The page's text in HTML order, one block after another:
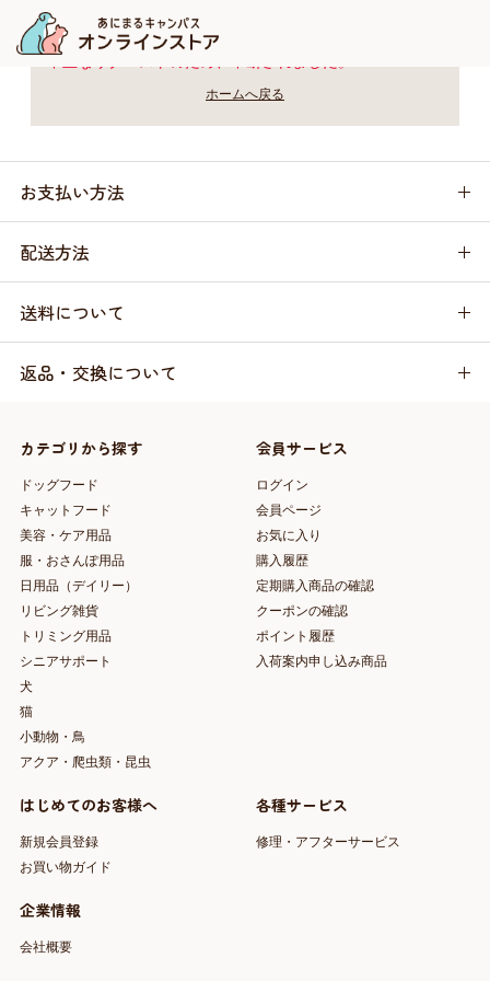
ホームへ戻る
お支払い方法
配送方法
送料について
返品・交換について
カテゴリから探す
ドッグフード
キャットフード
美容・ケア用品
服・おさんぽ用品
日用品（デイリー）
リビング雑貨
トリミング用品
シニアサポート
犬
猫
小動物・鳥
アクア・爬虫類・昆虫
会員サービス
ログイン
会員ページ
お気に入り
購入履歴
定期購入商品の確認
クーポンの確認
ポイント履歴
入荷案内申し込み商品
はじめてのお客様へ
新規会員登録
お買い物ガイド
各種サービス
修理・アフターサービス
企業情報
会社概要